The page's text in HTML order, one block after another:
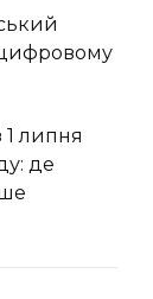
цифровому
1 липня
де